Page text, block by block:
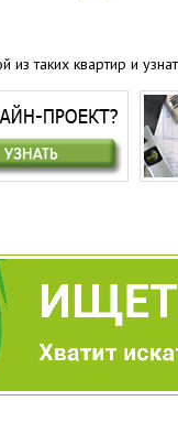
из таких квартир и